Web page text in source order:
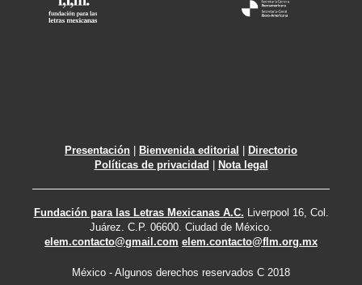
Presentación Bienvenida editorial
Directorio
Políticas de privacidad
Nota legal
Fundación para las Letras Mexicanas A.C. Liverpool 16, Col.
Juárez. C.P. 06600. Ciudad de México.
elem.contacto@gmail.com elem.contacto@flm.org.mx
México - Algunos derechos reservados C 2018